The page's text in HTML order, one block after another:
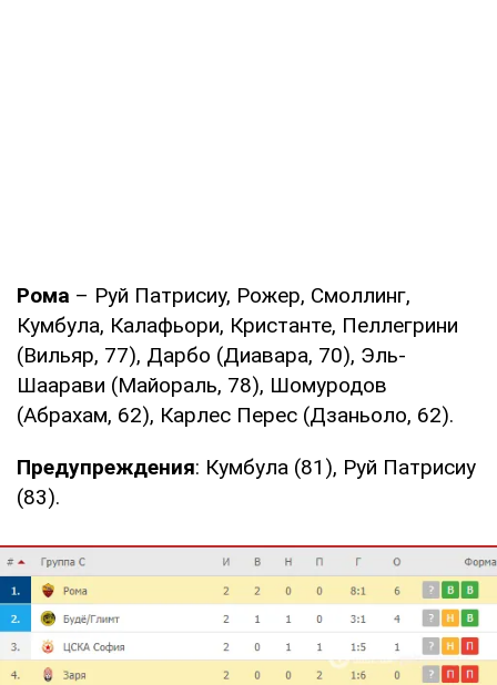
Рома – Руй Патрисиу, Рожер, Смоллинг,
Кумбула, Калафьори, Кристанте, Пеллегрини
(Вильяр, 77), Дарбо (Диавара, 70), Эль-
Шаарави (Майораль, 78), Шомуродов
(Абрахам, 62), Карлес Перес (Дзаньоло, 62).
Предупреждения: Кумбула (81), Руй Патрисиу
(83).